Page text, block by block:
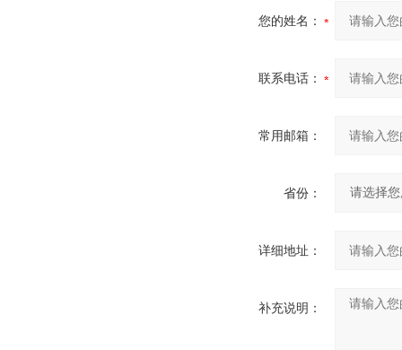
您的姓名：
联系电话：
常用邮箱：
省份：
详细地址：
补充说明：